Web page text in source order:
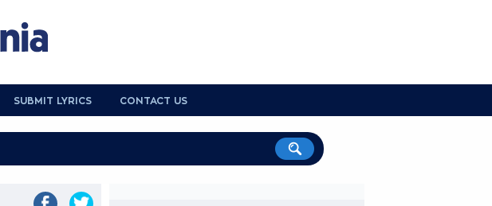
SUBMIT LYRICS CONTACT US